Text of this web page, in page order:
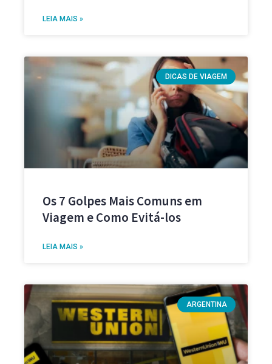
LEIA MAIS »
DICAS DE VIAGEM
Os 7 Golpes Mais Comuns em
Viagem e Como Evitá-los
LEIA MAIS »
ARGENTINA